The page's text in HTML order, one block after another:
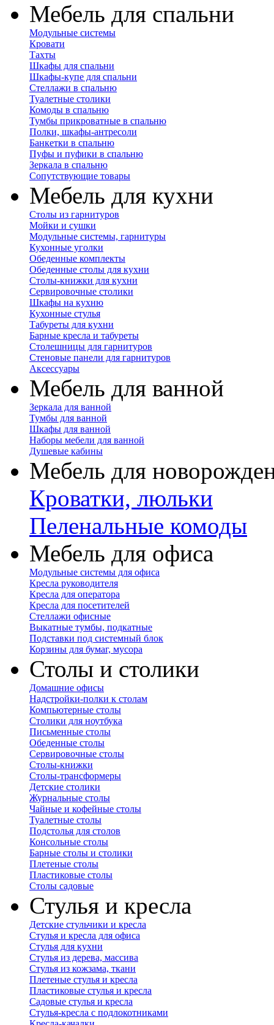
Мебель для спальни
Модульные системы
Кровати
Тахты
Шкафы для спальни
Шкафы-купе для спальни
Стеллажи в спальню
Туалетные столики
Комоды в спальню
Тумбы прикроватные в спальню
Полки, шкафы-антресоли
Банкетки в спальню
Пуфы и пуфики в спальню
Зеркала в спальню
Сопутствующие товары
Мебель для кухни
Столы из гарнитуров
Мойки и сушки
Модульные системы, гарнитуры
Кухонные уголки
Обеденные комплекты
Обеденные столы для кухни
Столы-книжки для кухни
Сервировочные столики
Шкафы на кухню
Кухонные стулья
Табуреты для кухни
Барные кресла и табуреты
Столешницы для гарнитуров
Стеновые панели для гарнитуров
Аксессуары
Мебель для ванной
Зеркала для ванной
Тумбы для ванной
Шкафы для ванной
Наборы мебели для ванной
Душевые кабины
Мебель для
Кроватки, люльки
Пеленальные комоды
Мебель для офиса
Модульные системы для офиса
Кресла руководителя
Кресла для оператора
Кресла для посетителей
Стеллажи офисные
Выкатные тумбы, подкатные
Подставки под системный блок
Корзины для бумаг, мусора
Столы и столики
Домашние офисы
Надстройки-полки к столам
Компьютерные столы
Столики для ноутбука
Письменные столы
Обеденные столы
Сервировочные столы
Столы-книжки
Столы-трансформеры
Детские столики
Журнальные столы
Чайные и кофейные столы
Туалетные столы
Подстолья для столов
Консольные столы
Барные столы и столики
Плетеные столы
Пластиковые столы
Столы садовые
Стулья и кресла
Детские стульчики и кресла
Стулья и кресла для офиса
Стулья для кухни
Стулья из дерева, массива
Стулья из кожзама, ткани
Плетеные стулья и кресла
Пластиковые стулья и кресла
Садовые стулья и кресла
Стулья-кресла с подлокотниками